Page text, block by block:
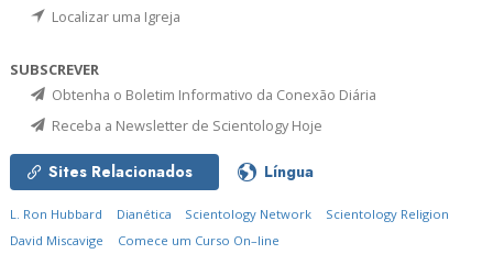
Localizar uma Igreja
SUBSCREVER
Obtenha o Boletim Informativo da Conexão Diária
Receba a Newsletter de Scientology Hoje
Sites Relacionados Língua
L. Ron Hubbard Dianética Scientology Network
Scientology Religion
David Miscavige
Comece um Curso On–line